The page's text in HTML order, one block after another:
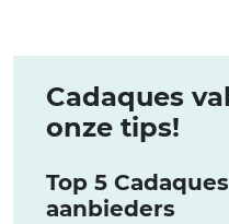
Cadaques
onze tips!
Top 5
aanbieders